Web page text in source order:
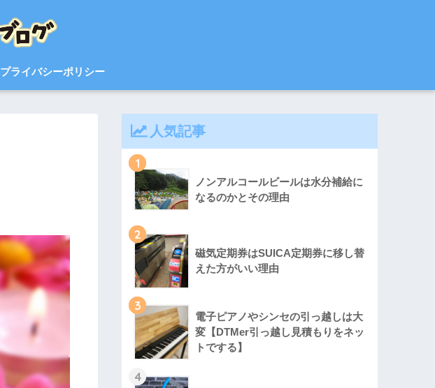
プライバシーポリシー
人気記事
1
ノンアルコールビールは水分補給に
なるのかとその理由
2
磁気定期券はSUICA定期券に移し替
えた方がいい理由
3
電子ピアノやシンセの引っ越しは大
変【DTMer引っ越し見積もりをネッ
トでする】
4